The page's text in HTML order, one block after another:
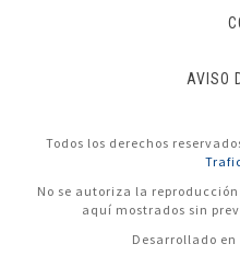
AVISO
Todos los derechos
No se autoriza la
aquí mostrados sin
Desarrollado